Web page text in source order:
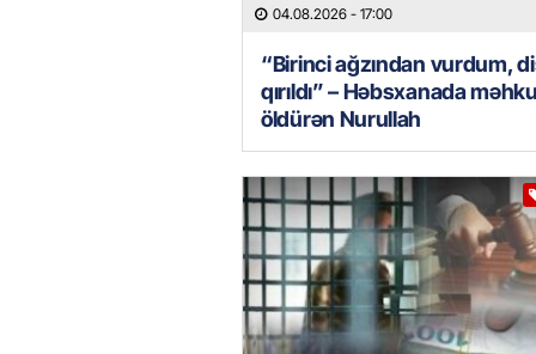
04.08.2026 - 17:00
“Birinci ağzından vurdum,
qırıldı” – Həbsxanada
öldürən Nurullah